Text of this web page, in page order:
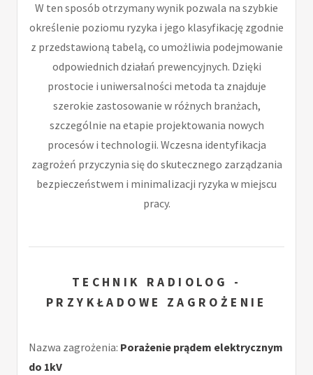
W ten sposób otrzymany wynik pozwala na szybkie
określenie poziomu ryzyka i jego klasyfikację zgodnie
z przedstawioną tabelą, co umożliwia podejmowanie
odpowiednich działań prewencyjnych. Dzięki
prostocie i uniwersalności metoda ta znajduje
szerokie zastosowanie w różnych branżach,
szczególnie na etapie projektowania nowych
procesów i technologii. Wczesna identyfikacja
zagrożeń przyczynia się do skutecznego zarządzania
bezpieczeństwem i minimalizacji ryzyka w miejscu
pracy.
TECHNIK RADIOLOG -
PRZYKŁADOWE ZAGROŻENIE
Nazwa zagrożenia: Porażenie prądem elektrycznym
do 1kV